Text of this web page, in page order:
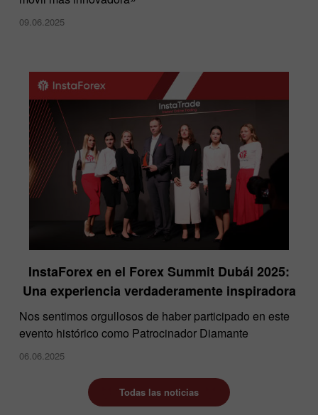
09.06.2025
InstaForex en el Forex Summit Dubái 2025:
Una experiencia verdaderamente inspiradora
Nos sentimos orgullosos de haber participado en este
evento histórico como Patrocinador Diamante
06.06.2025
Todas las noticias